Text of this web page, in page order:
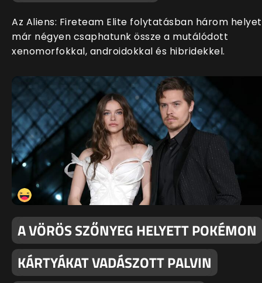
Az Aliens: Fireteam Elite folytatásban három
már négyen csaphatunk össze a mutálódott
xenomorfokkal, androidokkal és hibridekkel.
A VÖRÖS SZŐNYEG HELYETT POKÉMON
KÁRTYÁKAT VADÁSZOTT PALVIN